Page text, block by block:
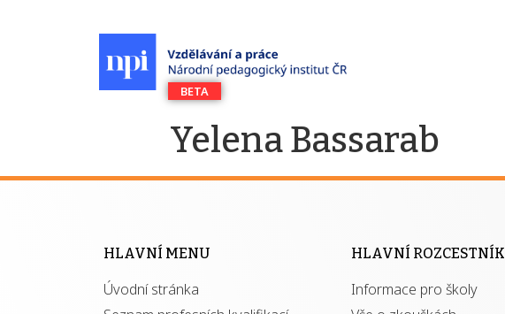
Yelena Bassarab
HLAVNÍ MENU
Úvodní stránka
HLAVNÍ ROZCESTNÍK
Informace pro školy